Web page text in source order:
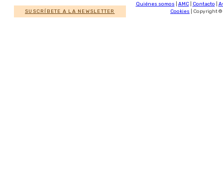
SUSCRÍBETE A LA NEWSLETTER
Quiénes somos AMC| Contacto
Cookies | Copyright